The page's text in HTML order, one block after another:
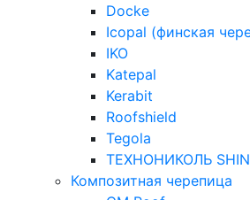
Docke
Icopal (финская
IKO
Katepal
Kerabit
Roofshield
Tegola
ТЕХНОНИКОЛЬ
Композитная черепица